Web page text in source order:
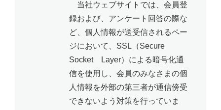
当社ウェブサイトでは、会員登
録および、アンケート回答の際な
ど、個人情報が送受信されるペー
ジにおいて、SSL（Secure
Socket Layer）による暗号化通
信を使用し、会員のみなさまの個
人情報を外部の第三者が通信傍受
できないよう対策を行っていま